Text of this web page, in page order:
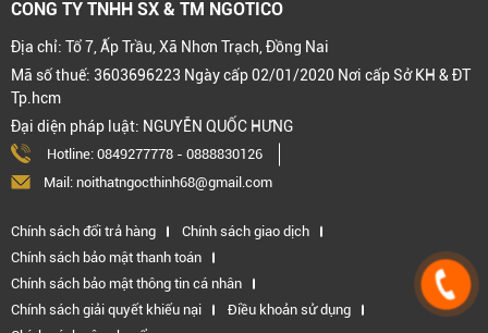
CÔNG TY TNHH SX & TM NGOTICO
Địa chỉ: Tổ 7, Ấp Trầu, Xã Nhơn Trạch, Đồng Nai
Mã số thuế: 3603696223 Ngày cấp 02/01/2020 Nơi cấp Sở KH & ĐT
Tp.hcm
Đại diện pháp luật: NGUYỄN QUỐC HƯNG
Hotline: 0849277778 - 0888830126
Mail: noithatngocthinh68@gmail.com
Chính sách đổi trả hàng
Chính sách giao dịch
Chính sách bảo mật thanh toán
Chính sách bảo mật thông tin cá nhân
Chính sách giải quyết khiếu nại
Điều khoản sử dụng